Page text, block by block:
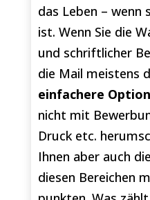
das Leben – wenn
ist. Wenn Sie die
und schriftlicher
die Mail meistens
einfachere Option
nicht mit
Druck etc.
Ihnen aber auch
diesen Bereichen